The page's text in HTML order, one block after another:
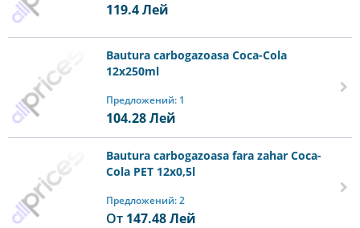
119.4Лей
Bautura carbogazoasa Coca-Cola
12x250ml
Предложений: 1
104.28Лей
Bautura carbogazoasa fara zahar Coca-
Cola PET 12x0,5l
Предложений: 2
От 147.48Лей